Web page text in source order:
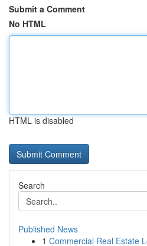
Submit a Comment
No HTML
HTML is disabled
Search
Published News
1 Commercial Real Estate